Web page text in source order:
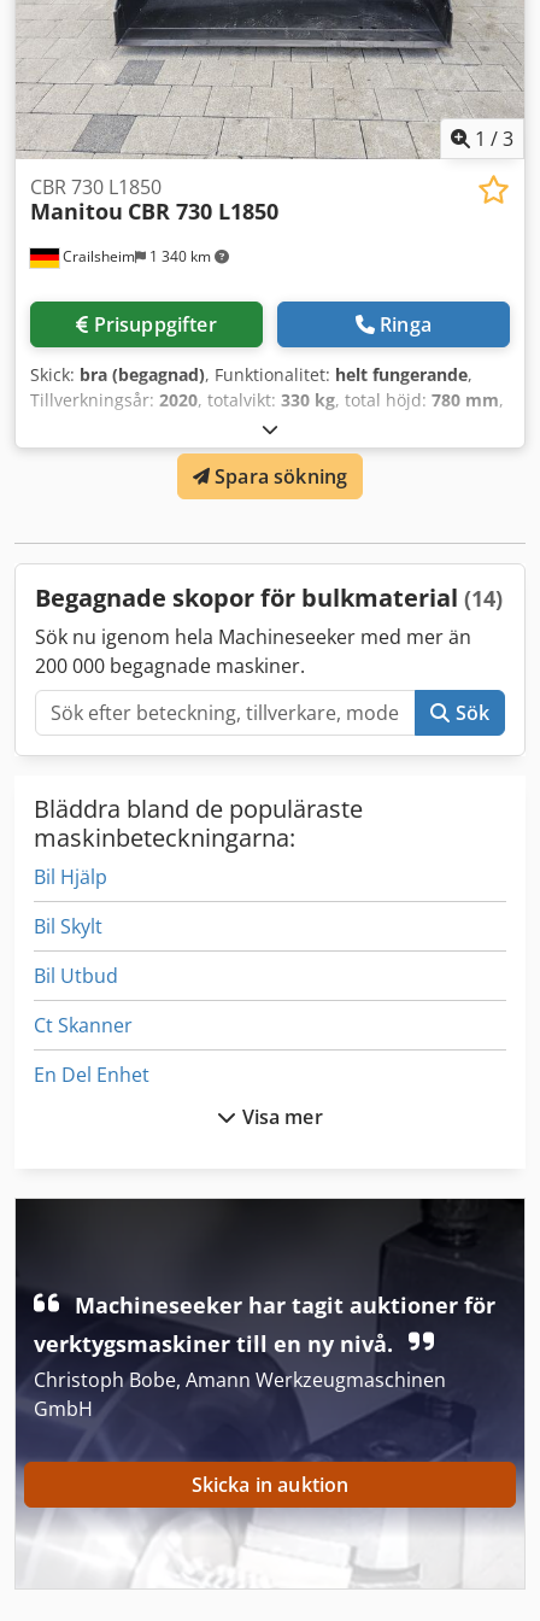
1 /3
Crailsheim 1 340 km
CBR 730 L1850
Manitou CBR 730 L1850
Prisuppgifter Ringa
Skick: bra (begagnad), Funktionalitet: helt fungerande,
Tillverkningsår: 2020, totalvikt: 330 kg, total höjd: 780 mm,
, total bredd:
lastkapacitet:735 kg, Skopa Tillverkare: Manitou Typ: CBR
730 L1850 Tillverkningsår: 2020 Höjd (mm): 780
Dodexqhxaepfx Amiokr Längd (mm): 1 000 Lyftkapacitet
Spara sökning
Begagnade skopor för bulkmaterial (14)
Sök nu igenom hela Machineseeker med mer än
200 000 begagnade maskiner.
Sök
Bläddra bland de populäraste
maskinbeteckningarna:
Bil Hjälp
Bil Skylt
Bil Utbud
Ct Skanner
En Del Enhet
Kapsågar För Metall
Kgs 1670
Nc Svarv
Produktion Av Byggmaterial
Sc
Visa mer
Machineseeker har tagit auktioner för
verktygsmaskiner till en ny nivå.
Christoph Bobe, Amann Werkzeugmaschinen
GmbH
Skicka in auktion